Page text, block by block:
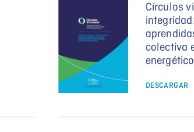
Círculos
colectiva
DESCARGAR